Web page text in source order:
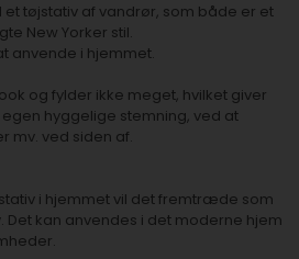
et tøjstativ af vandrør, som både er et
New Yorker stil.
anvende i hjemmet.
og fylder ikke meget, hvilket giver
hyggelige stemning, ved at
mv. ved siden af.
i hjemmet vil det fremtræde som
Det kan anvendes i det moderne hjem